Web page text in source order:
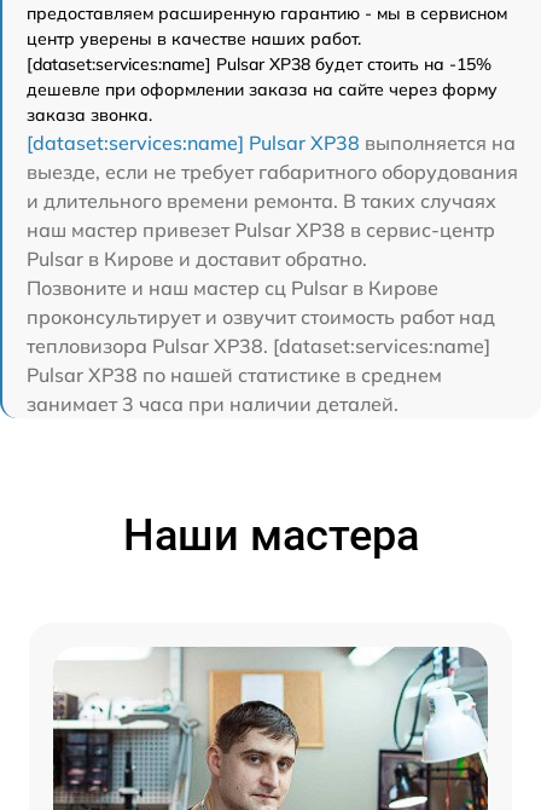
предоставляем расширенную гарантию - мы в сервисном
центр уверены в качестве наших работ.
[dataset:services:name] Pulsar XP38 будет стоить на -15%
дешевле при оформлении заказа на сайте через форму
заказа звонка.
[dataset:services:name] Pulsar XP38 выполняется на
выезде, если не требует габаритного оборудования
и длительного времени ремонта. В таких случаях
наш мастер привезет Pulsar XP38 в сервис-центр
Pulsar в Кирове и доставит обратно.
Позвоните и наш мастер сц Pulsar в Кирове
проконсультирует и озвучит стоимость работ над
тепловизора Pulsar XP38. [dataset:services:name]
Pulsar XP38 по нашей статистике в среднем
занимает 3 часа при наличии деталей.
Наши мастера